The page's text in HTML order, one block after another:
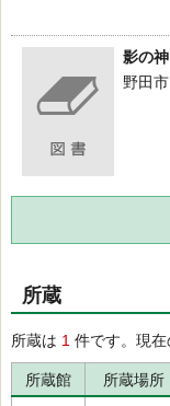
影の神
野田
所蔵
所蔵は 1 件です。現
所蔵館 所蔵場所